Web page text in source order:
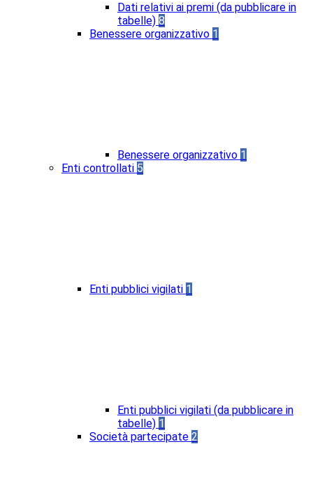
Dati relativi ai premi (da pubblicare in
tabelle) 8
Benessere organizzativo 1
Benessere organizzativo 1
Enti controllati 5
Enti pubblici vigilati 1
Enti pubblici vigilati (da pubblicare in
tabelle) 1
Società partecipate 2